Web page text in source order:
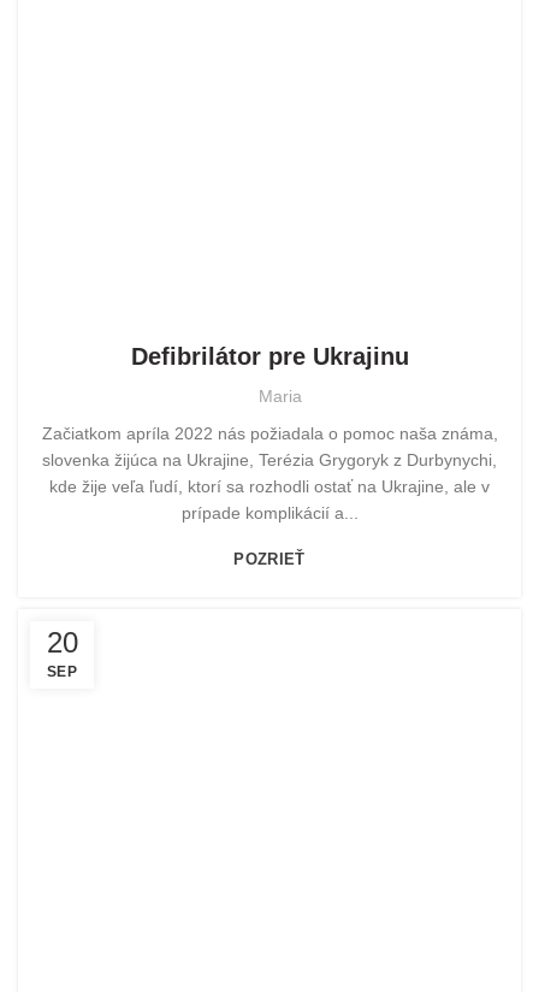
Defibrilátor pre Ukrajinu
Maria
Začiatkom apríla 2022 nás požiadala o pomoc naša známa,
slovenka žijúca na Ukrajine, Terézia Grygoryk z Durbynychi,
kde žije veľa ľudí, ktorí sa rozhodli ostať na Ukrajine, ale v
prípade komplikácií a...
POZRIEŤ
20
SEP